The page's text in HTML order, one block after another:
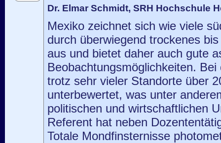
Dr. Elmar Schmidt, SRH Hochschule
Mexiko zeichnet sich wie viele
durch überwiegend trockenes
aus und bietet daher auch gute
Beobachtungsmöglichkeiten.
trotz sehr vieler Standorte über
unterbewertet, was unter
politischen und wirtschaftlichen
Referent hat neben
Totale Mondfinsternisse